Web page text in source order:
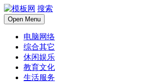
搜索
Open Menu
电脑网络
综合其它
休闲娱乐
教育文化
生活服务